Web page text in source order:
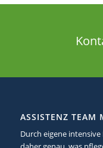
ASSISTENZ TEAM
Durch eigene